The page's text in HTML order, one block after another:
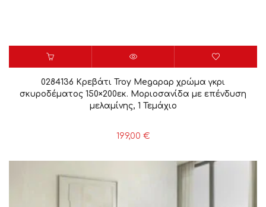
0284136 Κρεβάτι Troy Megapap χρώμα γκρι
σκυροδέματος 150×200εκ. Μοριοσανίδα με επένδυση
μελαμίνης, 1 Τεμάχιο
199,00 €